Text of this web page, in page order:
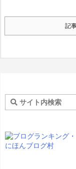
記
にほんブログ村